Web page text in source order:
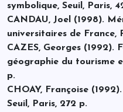
symbolique, Seuil, Paris,
CANDAU, Joel (1998).
universitaires de France,
CAZES, Georges (1992).
géographie du tourisme
p.
CHOAY, Françoise
Seuil, Paris, 272 p.